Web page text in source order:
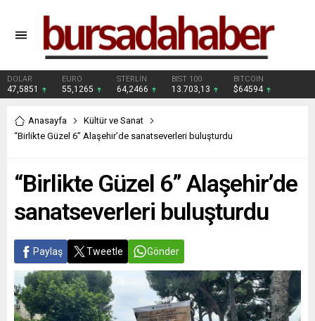
DOLAR
47,5851
EURO
55,1265
STERLİN
64,2466
BIST 100
13.703,13
BITCOIN
$64594
Anasayfa
Kültür ve Sanat
“Birlikte Güzel 6” Alaşehir’de sanatseverleri buluşturdu
“Birlikte Güzel 6” Alaşehir’de
sanatseverleri buluşturdu
Paylaş Tweetle Gönder